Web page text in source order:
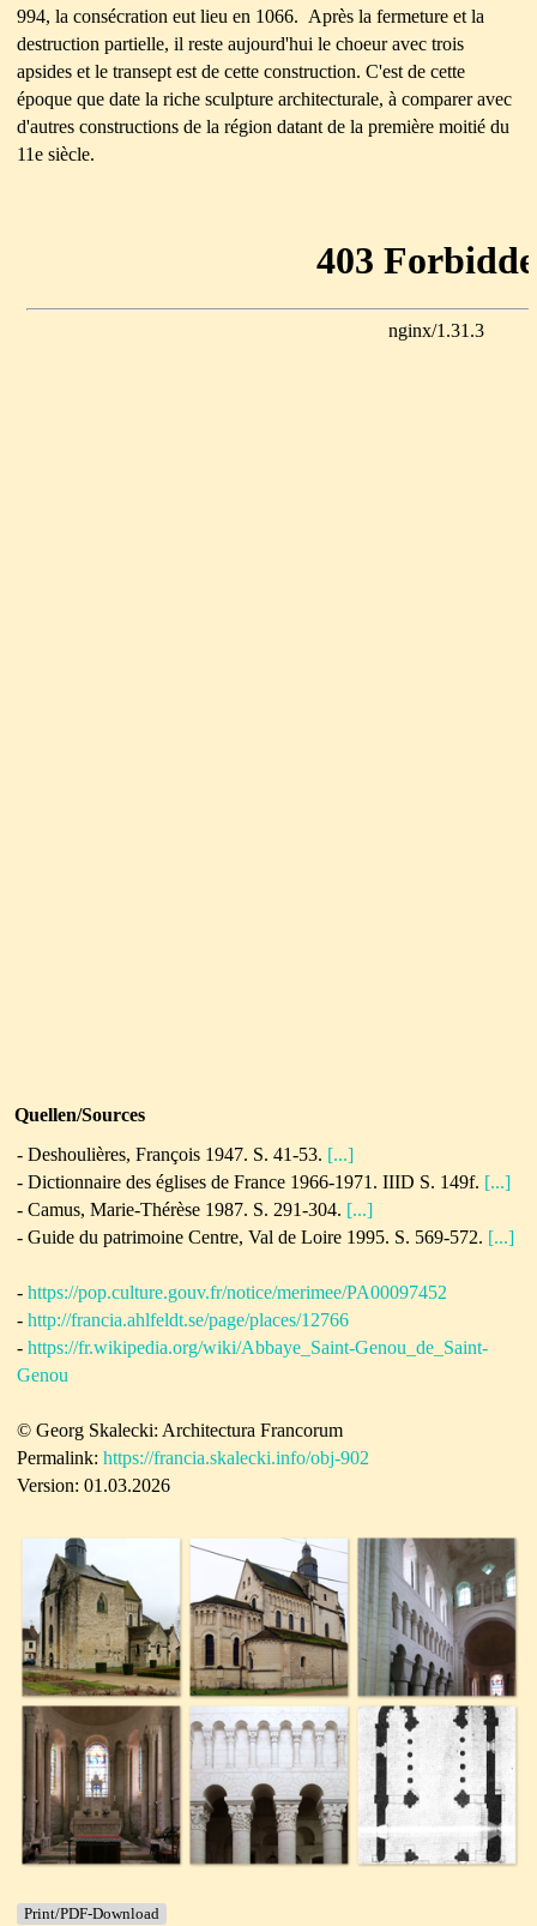
994, la consécration eut lieu en 1066. Après la fermeture et la
destruction partielle, il reste aujourd'hui le choeur avec trois
apsides et le transept est de cette construction. C'est de cette
époque que date la riche sculpture architecturale, à comparer avec
d'autres constructions de la région datant de la première moitié du
11e siècle.
Quellen/Sources
- Deshoulières, François 1947. S. 41-53. [...]
- Dictionnaire des églises de France 1966-1971. IIID S. 149f. [...]
- Camus, Marie-Thérèse 1987. S. 291-304. [...]
- Guide du patrimoine Centre, Val de Loire 1995. S. 569-572. [...]
- https://pop.culture.gouv.fr/notice/merimee/PA00097452
- http://francia.ahlfeldt.se/page/places/12766
- https://fr.wikipedia.org/wiki/Abbaye_Saint-Genou_de_Saint-
Genou
© Georg Skalecki: Architectura Francorum
Permalink: https://francia.skalecki.info/obj-902
Version: 01.03.2026
Print/PDF-Download